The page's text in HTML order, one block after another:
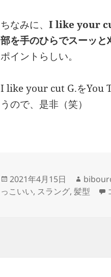
ちなみに、I like your
部を手のひらでスーッ
ポイントらしい。
I like your cut G.をYou
うので、是非（笑）
投
稿
2021年4月15日
作
成
っこいい, スラング,髪型